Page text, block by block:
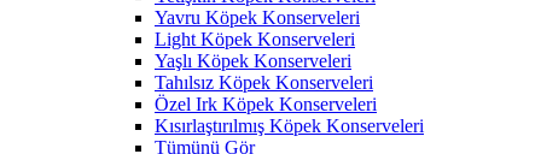
Yavru Köpek Konserveleri
Light Köpek Konserveleri
Yaşlı Köpek Konserveleri
Tahılsız Köpek Konserveleri
Özel Irk Köpek Konserveleri
Kısırlaştırılmış Köpek Konserveleri
Tümünü Gör